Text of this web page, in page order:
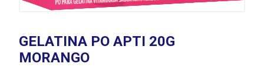
GELATINA PO APTI 20G
MORANGO